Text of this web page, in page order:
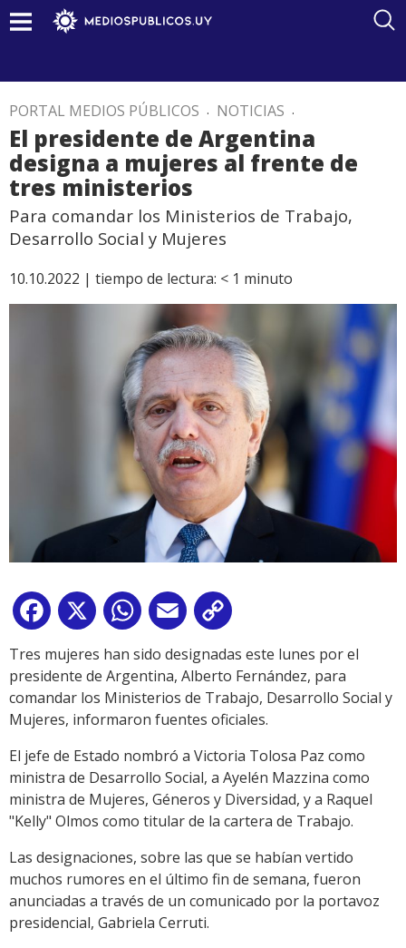
PORTAL MEDIOS PÚBLICOS . NOTICIAS .
El presidente de Argentina
designa a mujeres al frente de
tres ministerios
Para comandar los Ministerios de Trabajo,
Desarrollo Social y Mujeres
10.10.2022 | tiempo de lectura: < 1 minuto
Facebook
X WhatsApp
Email
Link
Tres mujeres han sido designadas este lunes por el
presidente de Argentina, Alberto Fernández, para
comandar los Ministerios de Trabajo, Desarrollo Social y
Mujeres, informaron fuentes oficiales.
El jefe de Estado nombró a Victoria Tolosa Paz como
ministra de Desarrollo Social, a Ayelén Mazzina como
ministra de Mujeres, Géneros y Diversidad, y a Raquel
"Kelly" Olmos como titular de la cartera de Trabajo.
Las designaciones, sobre las que se habían vertido
muchos rumores en el último fin de semana, fueron
anunciadas a través de un comunicado por la portavoz
presidencial, Gabriela Cerruti.